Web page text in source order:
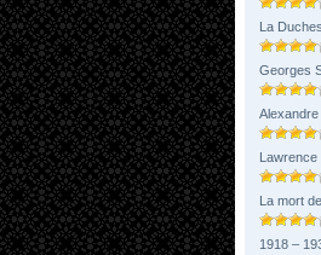
La
Georges
Alexandre
Lawrence
La mort
1918 –